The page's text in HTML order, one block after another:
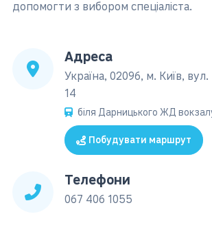
допомогти з вибором спеціаліста.
Адреса
Україна, 02096, м. Київ,
14
біля Дарницького ЖД
Побудувати маршрут
Телефони
067 406 1055